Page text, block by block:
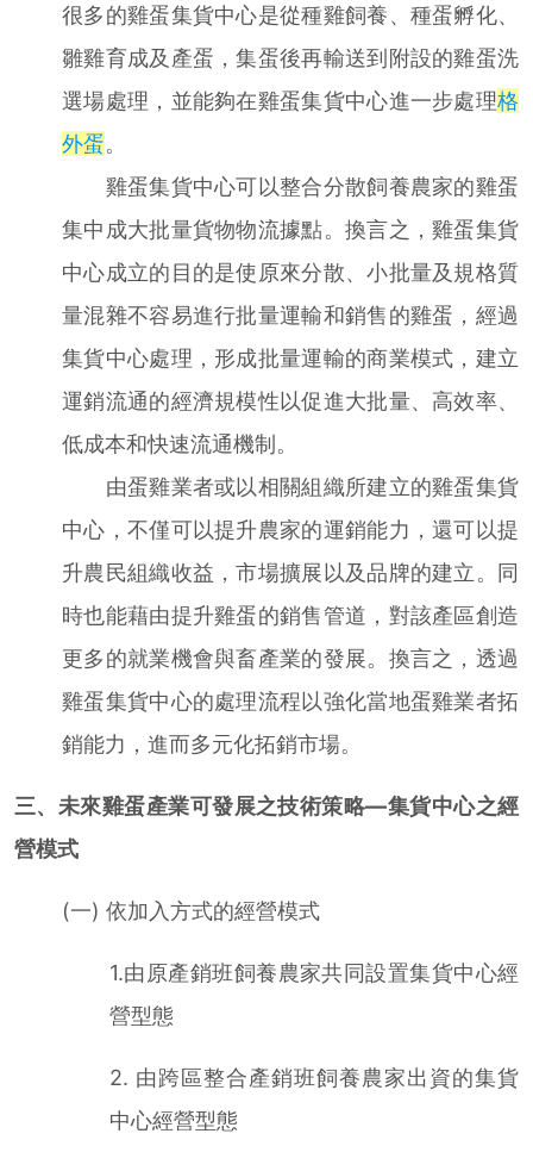
很多的雞蛋集貨中心是從種雞飼養、種蛋孵化、
雛雞育成及產蛋，集蛋後再輸送到附設的雞蛋洗
選場處理，並能夠在雞蛋集貨中心進一步處理格
外蛋。
雞蛋集貨中心可以整合分散飼養農家的雞蛋
集中成大批量貨物物流據點。換言之，雞蛋集貨
中心成立的目的是使原來分散、小批量及規格質
量混雜不容易進行批量運輸和銷售的雞蛋，經過
集貨中心處理，形成批量運輸的商業模式，建立
運銷流通的經濟規模性以促進大批量、高效率、
低成本和快速流通機制。
由蛋雞業者或以相關組織所建立的雞蛋集貨
中心，不僅可以提升農家的運銷能力，還可以提
升農民組織收益，市場擴展以及品牌的建立。同
時也能藉由提升雞蛋的銷售管道，對該產區創造
更多的就業機會與畜產業的發展。換言之，透過
雞蛋集貨中心的處理流程以強化當地蛋雞業者拓
銷能力，進而多元化拓銷市場。
三、未來雞蛋產業可發展之技術策略—集貨中心之經
營模式
(一) 依加入方式的經營模式
1.由原產銷班飼養農家共同設置集貨中心經
營型態
2. 由跨區整合產銷班飼養農家出資的集貨
中心經營型態